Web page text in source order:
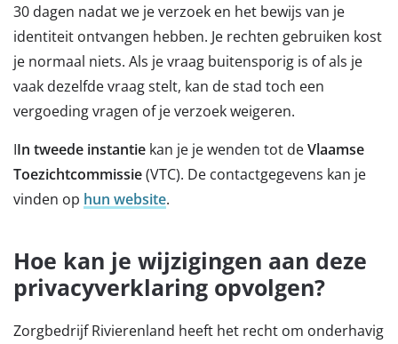
30 dagen nadat we je verzoek en het bewijs van je
identiteit ontvangen hebben. Je rechten gebruiken kost
je normaal niets. Als je vraag buitensporig is of als je
vaak dezelfde vraag stelt, kan de stad toch een
vergoeding vragen of je verzoek weigeren.
IIn tweede instantie kan je je wenden tot deVlaamse
Toezichtcommissie(VTC). De contactgegevens kan je
vinden op hun website.
Hoe kan je wijzigingen aan deze
privacyverklaring opvolgen?
Zorgbedrijf Rivierenland heeft het recht om onderhavig